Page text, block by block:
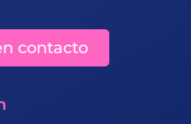
contacto